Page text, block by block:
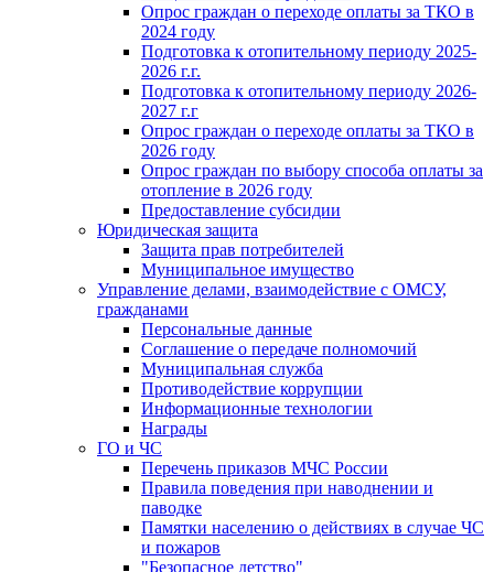
Опрос граждан о переходе оплаты за ТКО в
2024 году
Подготовка к отопительному периоду 2025-
2026 г.г.
Подготовка к отопительному периоду 2026-
2027 г.г
Опрос граждан о переходе оплаты за ТКО в
2026 году
Опрос граждан по выбору способа оплаты за
отопление в 2026 году
Предоставление субсидии
Юридическая защита
Защита прав потребителей
Муниципальное имущество
Управление делами, взаимодействие с ОМСУ,
гражданами
Персональные данные
Соглашение о передаче полномочий
Муниципальная служба
Противодействие коррупции
Информационные технологии
Награды
ГО и ЧС
Перечень приказов МЧС России
Правила поведения при наводнении и
паводке
Памятки населению о действиях в случае ЧС
и пожаров
"Безопасное детство"